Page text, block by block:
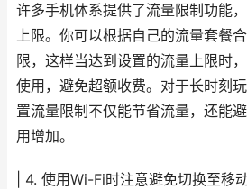
许多手机体系提供了流量限制功能
上限。你可以根据自己的流量套餐
限，这样当达到设置的流量上限时
使用，避免超额收费。对于长时刻
置流量限制不仅能节省流量，还能
用增加。
| 4. 使用Wi-Fi时注意避免切换至移